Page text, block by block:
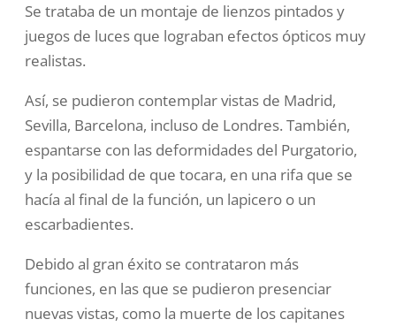
Se trataba de un montaje de lienzos pintados y
juegos de luces que lograban efectos ópticos muy
realistas.
Así, se pudieron contemplar vistas de Madrid,
Sevilla, Barcelona, incluso de Londres. También,
espantarse con las deformidades del Purgatorio,
y la posibilidad de que tocara, en una rifa que se
hacía al final de la función, un lapicero o un
escarbadientes.
Debido al gran éxito se contrataron más
funciones, en las que se pudieron presenciar
nuevas vistas, como la muerte de los capitanes